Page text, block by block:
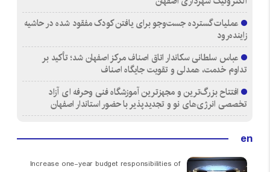
عملیات گسترده جست‌وجو برای یافتن کودک مفقود شده در حاشیه
زاینده‌رود
عباس سلطانی سکاندار اتاق اصناف مرکز اصفهان شد؛ تأکید بر
تداوم خدمت، همدلی و تقویت جایگاه اصناف
افتتاح بزرگ‌ترین و مجهزترین آموزشگاه فنی وحرفه ای آزاد
تخصصی انرژی‌های نو و تجدیدپذیر با حضور استاندار اصفهان
en
Increase one-year budget responsibilities of